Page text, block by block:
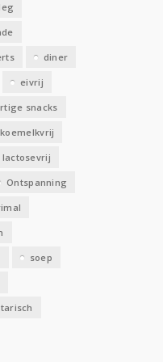
diner
eivrij
snacks
koemelkvrij
lactosevrij
Ontspanning
soep